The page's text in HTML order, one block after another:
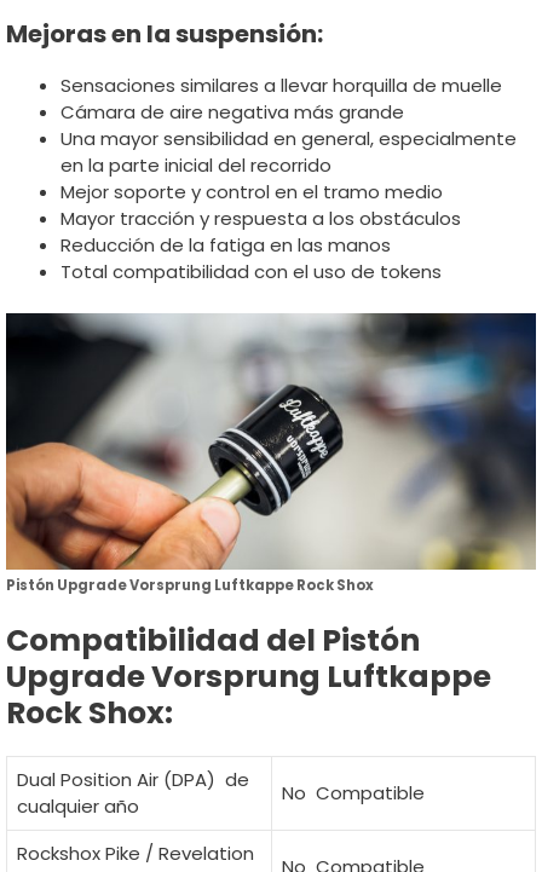
Mejoras en la suspensión:
Sensaciones similares a llevar horquilla de muelle
Cámara de aire negativa más grande
Una mayor sensibilidad en general, especialmente
en la parte inicial del recorrido
Mejor soporte y control en el tramo medio
Mayor tracción y respuesta a los obstáculos
Reducción de la fatiga en las manos
Total compatibilidad con el uso de tokens
Pistón Upgrade Vorsprung Luftkappe Rock Shox
Compatibilidad del Pistón
Upgrade Vorsprung Luftkappe
Rock Shox:
Dual Position Air (DPA) de
cualquier año
No Compatible
Rockshox Pike / Revelation
No Compatible